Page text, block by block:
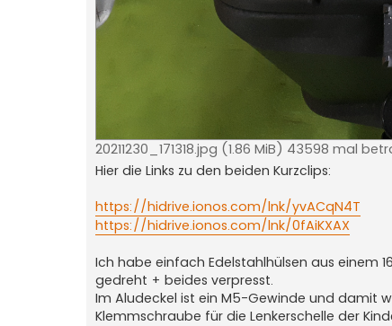
20211230_171318.jpg (1.86 MiB) 43598 mal
Hier die Links zu den beiden Kurzclips:
https://hidrive.ionos.com/lnk/yvACqN4T
https://hidrive.ionos.com/lnk/0fAiKXAX
Ich habe einfach Edelstahlhülsen aus einem
gedreht + beides verpresst.
Im Aludeckel ist ein M5-Gewinde und damit
Klemmschraube für die Lenkerschelle der